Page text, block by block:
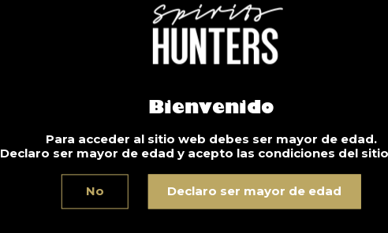
Bienvenido
Para acceder al sitio web debes ser mayor de edad.
Declaro ser mayor de edad y acepto las condiciones del
No Declaro ser mayor de edad